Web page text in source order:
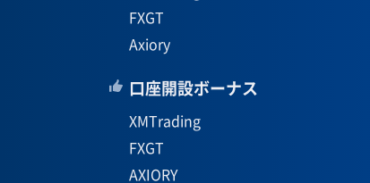
FXGT
Axiory
口座開設ボーナス
XMTrading
FXGT
AXIORY